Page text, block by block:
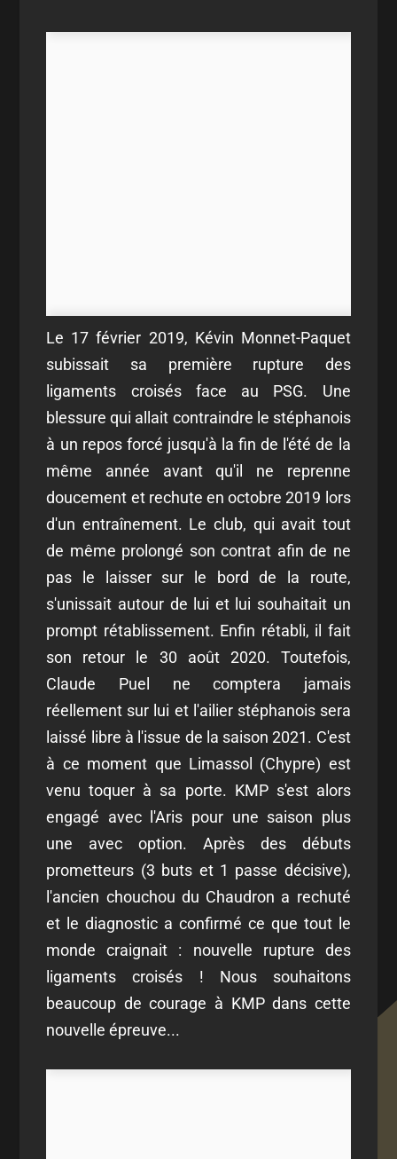
Le 17 février 2019, Kévin Monnet-Paquet
subissait sa première rupture des
ligaments croisés face au PSG. Une
blessure qui allait contraindre le stéphanois
à un repos forcé jusqu'à la fin de l'été de la
même année avant qu'il ne reprenne
doucement et rechute en octobre 2019 lors
d'un entraînement. Le club, qui avait tout
de même prolongé son contrat afin de ne
pas le laisser sur le bord de la route,
s'unissait autour de lui et lui souhaitait un
prompt rétablissement. Enfin rétabli, il fait
son retour le 30 août 2020. Toutefois,
Claude Puel ne comptera jamais
réellement sur lui et l'ailier stéphanois sera
laissé libre à l'issue de la saison 2021. C'est
à ce moment que Limassol (Chypre) est
venu toquer à sa porte. KMP s'est alors
engagé avec l'Aris pour une saison plus
une avec option. Après des débuts
prometteurs (3 buts et 1 passe décisive),
l'ancien chouchou du Chaudron a rechuté
et le diagnostic a confirmé ce que tout le
monde craignait : nouvelle rupture des
ligaments croisés ! Nous souhaitons
beaucoup de courage à KMP dans cette
nouvelle épreuve...